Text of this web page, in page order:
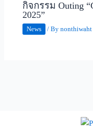
กิจกรรม Outing
2025”
News / Bynonthiwaht